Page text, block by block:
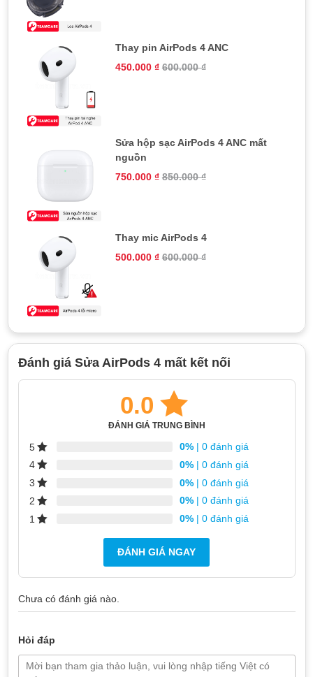
Thay pin AirPods 4 ANC
450.000 ₫ 600.000₫
Sửa hộp sạc AirPods 4 ANC mất
nguồn
750.000 ₫ 850.000₫
Thay mic AirPods 4
500.000 ₫ 600.000₫
Đánh giá Sửa AirPods 4 mất kết nối
0.0
ĐÁNH GIÁ TRUNG BÌNH
5 0%| 0 đánh giá
4
0%| 0 đánh giá
3
0%| 0 đánh giá
2
0%| 0 đánh giá
1
0%| 0 đánh giá
ĐÁNH GIÁ NGAY
Chưa có đánh giá nào.
Hỏi đáp